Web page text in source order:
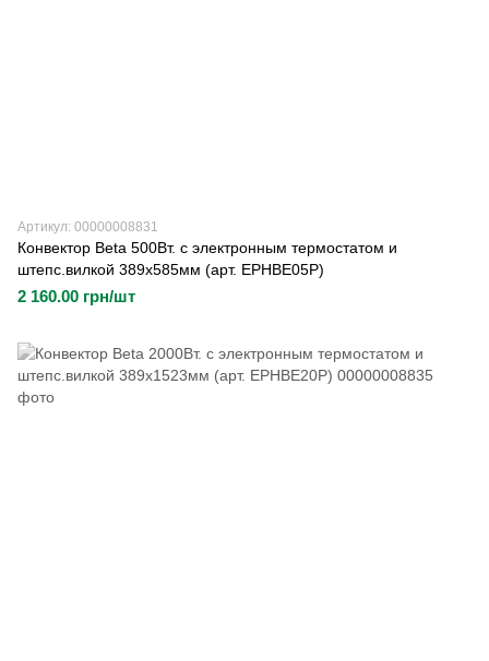
Артикул: 00000008831
Конвектор Beta 500Вт. с электронным термостатом и
штепс.вилкой 389х585мм (арт. EPHBE05P)
2 160.00 грн/шт